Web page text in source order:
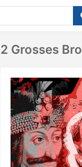
2 Grosses